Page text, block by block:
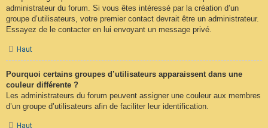
administrateur du forum. Si vous êtes intéressé par la création d’un
groupe d’utilisateurs, votre premier contact devrait être un administrateur.
Essayez de le contacter en lui envoyant un message privé.
Haut
Pourquoi certains groupes d’utilisateurs apparaissent dans une
couleur différente ?
Les administrateurs du forum peuvent assigner une couleur aux membres
d’un groupe d’utilisateurs afin de faciliter leur identification.
Haut